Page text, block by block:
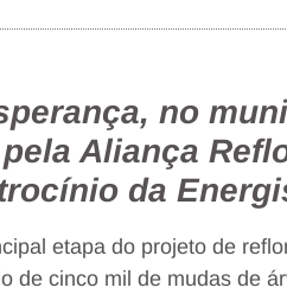
no
Aliança
da
etapa do projeto de
de cinco mil de mudas de